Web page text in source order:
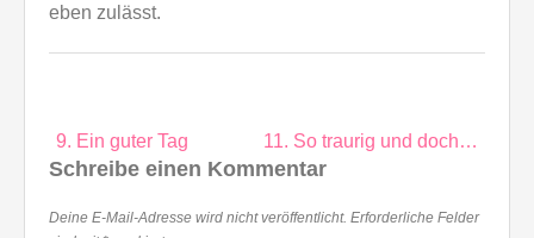
eben zulässt.
Beitragsnavigation
9. Ein guter Tag 11. So traurig und doch…
Schreibe einen Kommentar
Deine E-Mail-Adresse wird nicht veröffentlicht. Erforderliche Felder